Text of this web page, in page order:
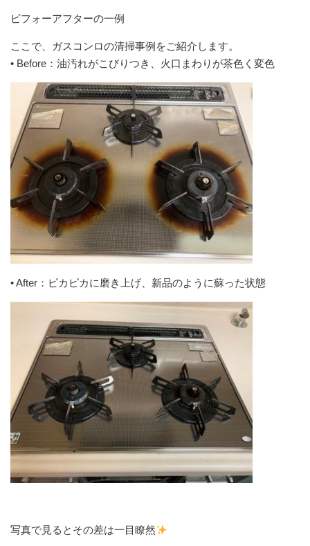
ビフォーアフターの一例
ここで、ガスコンロの清掃事例をご紹介します。
• Before：油汚れがこびりつき、火口まわりが茶色く変色
• After：ピカピカに磨き上げ、新品のように蘇った状態
写真で見るとその差は一目瞭然